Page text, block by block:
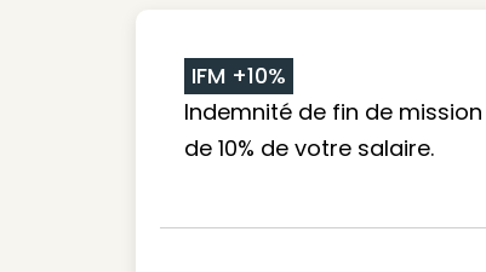
IFM +10%
Indemnité de fin de mission
de 10% de votre salaire.